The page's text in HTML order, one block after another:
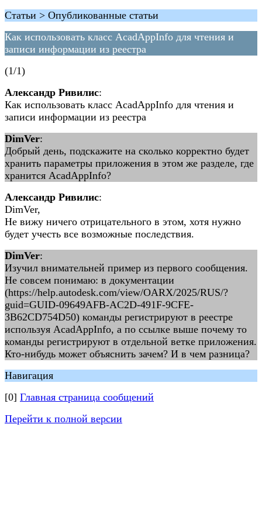
Статьи > Опубликованные статьи
Как использовать класс AcadAppInfo для чтения и
записи информации из реестра
(1/1)
Александр Ривилис:
Как использовать класс AcadAppInfo для чтения и
записи информации из реестра
DimVer:
Добрый день, подскажите на сколько корректно будет
хранить параметры приложения в этом же разделе, где
хранится AcadAppInfo?
Александр Ривилис:
DimVer,
Не вижу ничего отрицательного в этом, хотя нужно
будет учесть все возможные последствия.
DimVer:
Изучил внимательней пример из первого сообщения.
Не совсем понимаю: в документации
(https://help.autodesk.com/view/OARX/2025/RUS/?
guid=GUID-09649AFB-AC2D-491F-9CFE-
3B62CD754D50) команды регистрируют в реестре
используя AcadAppInfo, а по ссылке выше почему то
команды регистрируют в отдельной ветке приложения.
Кто-нибудь может объяснить зачем? И в чем разница?
Навигация
[0] Главная страница сообщений
Перейти к полной версии